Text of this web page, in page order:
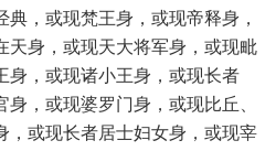
，或现梵王身，或现帝释身，
天身，或现天大将军身，或现毗
身，或现诸小王身，或现长者
，或现婆罗门身，或现比丘、
，或现长者居士妇女身，或现宰